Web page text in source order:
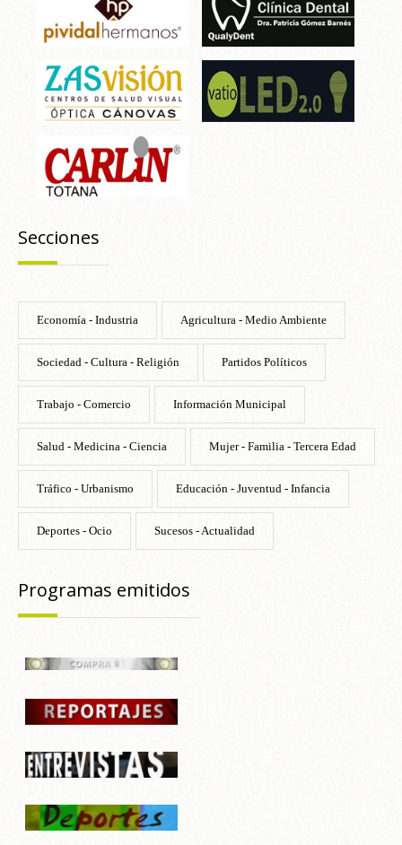
Secciones
Economía - Industria Agricultura - Medio Ambiente
Sociedad - Cultura - Religión Partidos Políticos
Trabajo - Comercio Información Municipal
Salud - Medicina - Ciencia Mujer - Familia - Tercera Edad
Tráfico - Urbanismo Educación - Juventud - Infancia
Deportes - Ocio Sucesos - Actualidad
Programas emitidos